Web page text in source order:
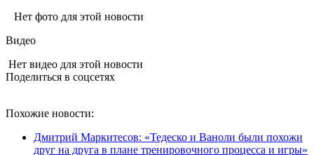
Нет фото для этой новости
Видео
Нет видео для этой новости
Поделиться в соцсетях
Похожие новости:
Дмитрий Маркитесов: «Тедеско и Ваноли были похожи
друг на друга в плане тренировочного процесса и игры»